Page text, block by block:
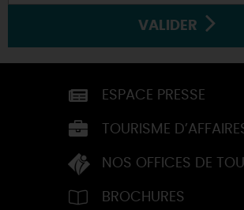
VALIDER
ESPACE PRESSE
TOURISME
NOS OFFICES DE
BROCHURES